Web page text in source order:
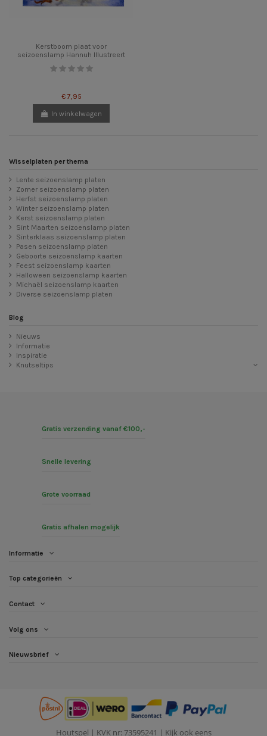
Kerstboom plaat voor
seizoenslamp Hannuh Illustreert
€ 7,95
In winkelwagen
Wisselplaten per thema
Lente seizoenslamp platen
Zomer seizoenslamp platen
Herfst seizoenslamp platen
Winter seizoenslamp platen
Kerst seizoenslamp platen
Sint Maarten seizoenslamp platen
Sinterklaas seizoenslamp platen
Pasen seizoenslamp platen
Geboorte seizoenslamp kaarten
Feest seizoenslamp kaarten
Halloween seizoenslamp kaarten
Michaël seizoenslamp kaarten
Diverse seizoenslamp platen
Blog
Nieuws
Informatie
Inspiratie
Knutseltips
Gratis verzending vanaf €100,-
Snelle levering
Grote voorraad
Gratis afhalen mogelijk
Informatie
Top categorieën
Contact
Volg ons
Nieuwsbrief
Houtspel | KVK nr: 73595241 | Kijk ook eens